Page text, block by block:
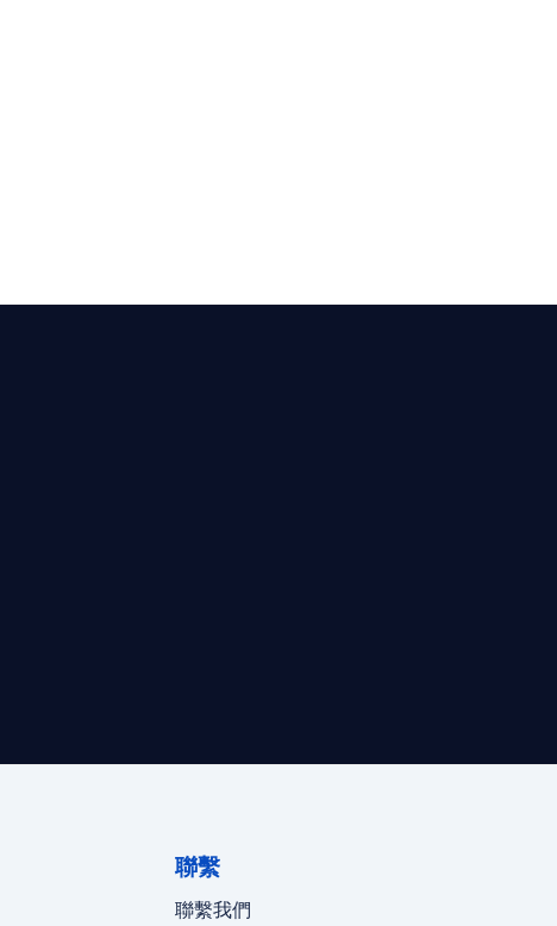
聯繫
聯繫我們